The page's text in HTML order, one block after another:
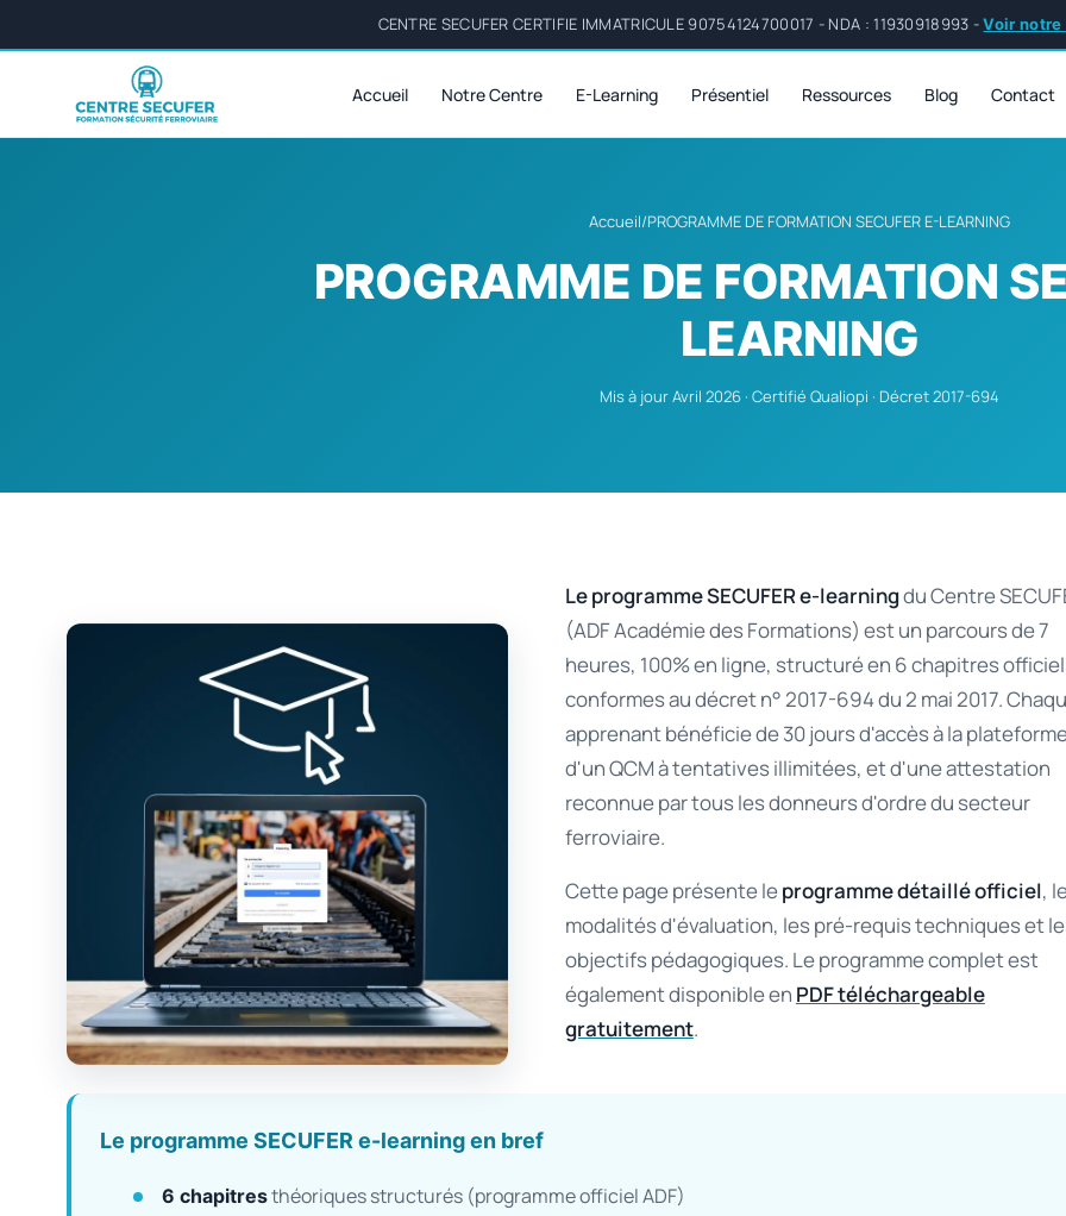
CENTRE SECUFER CERTIFIE IMMATRICULE 90754124700017 - NDA : 11930918993 -Voir notre
Accueil Notre Centre E-Learning Présentiel Ressources Blog Contact
Accueil/PROGRAMME DE FORMATION SECUFER E-LEARNING
PROGRAMME DE FORMATION
LEARNING
Mis à jour Avril 2026 · Certifié Qualiopi · Décret 2017-694
Le programme SECUFER e-learningdu Centre
(ADF Académie des Formations) est un parcours de 7
heures, 100% en ligne, structuré en 6 chapitres
conformes au décret n° 2017-694 du 2 mai 2017.
apprenant bénéficie de 30 jours d'accès à la
d'un QCM à tentatives illimitées, et d'une attestation
reconnue par tous les donneurs d'ordre du secteur
ferroviaire.
Cette page présente leprogramme détaillé officiel,
modalités d'évaluation, les pré-requis techniques et
objectifs pédagogiques. Le programme complet est
également disponible en PDF téléchargeable
gratuitement.
Le programme SECUFER e-learning en bref
6 chapitresthéoriques structurés (programme officiel ADF)